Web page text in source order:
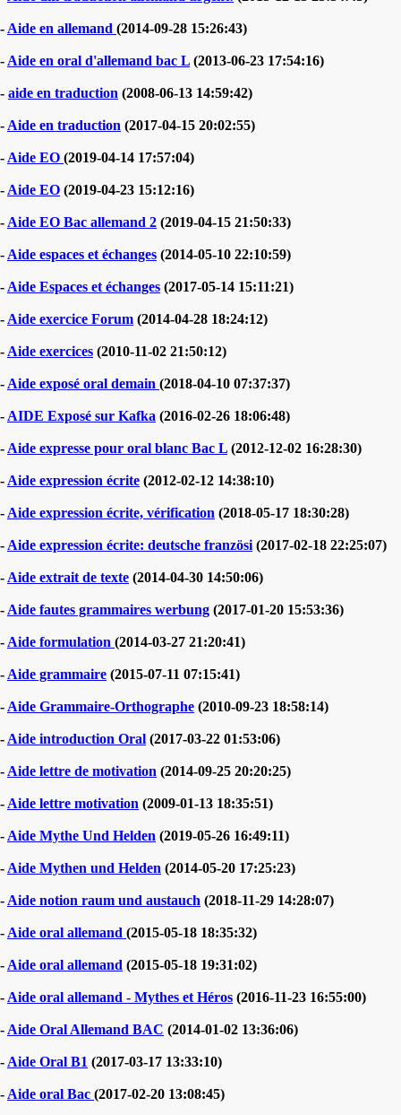
- Aide en allemand (2014-09-28 15:26:43)
- Aide en oral d'allemand bac L (2013-06-23 17:54:16)
- aide en traduction (2008-06-13 14:59:42)
- Aide en traduction (2017-04-15 20:02:55)
- Aide EO (2019-04-14 17:57:04)
- Aide EO (2019-04-23 15:12:16)
- Aide EO Bac allemand 2 (2019-04-15 21:50:33)
- Aide espaces et échanges (2014-05-10 22:10:59)
- Aide Espaces et échanges (2017-05-14 15:11:21)
- Aide exercice Forum (2014-04-28 18:24:12)
- Aide exercices (2010-11-02 21:50:12)
- Aide exposé oral demain (2018-04-10 07:37:37)
- AIDE Exposé sur Kafka (2016-02-26 18:06:48)
- Aide expresse pour oral blanc Bac L (2012-12-02 16:28:30)
- Aide expression écrite (2012-02-12 14:38:10)
- Aide expression écrite, vérification (2018-05-17 18:30:28)
- Aide expression écrite: deutsche französi (2017-02-18 22:25:07)
- Aide extrait de texte (2014-04-30 14:50:06)
- Aide fautes grammaires werbung (2017-01-20 15:53:36)
- Aide formulation (2014-03-27 21:20:41)
- Aide grammaire (2015-07-11 07:15:41)
- Aide Grammaire-Orthographe (2010-09-23 18:58:14)
- Aide introduction Oral (2017-03-22 01:53:06)
- Aide lettre de motivation (2014-09-25 20:20:25)
- Aide lettre motivation (2009-01-13 18:35:51)
- Aide Mythe Und Helden (2019-05-26 16:49:11)
- Aide Mythen und Helden (2014-05-20 17:25:23)
- Aide notion raum und austauch (2018-11-29 14:28:07)
- Aide oral allemand (2015-05-18 18:35:32)
- Aide oral allemand (2015-05-18 19:31:02)
- Aide oral allemand - Mythes et Héros (2016-11-23 16:55:00)
- Aide Oral Allemand BAC (2014-01-02 13:36:06)
- Aide Oral B1 (2017-03-17 13:33:10)
- Aide oral Bac (2017-02-20 13:08:45)